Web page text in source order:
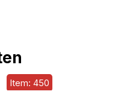
Item: 450